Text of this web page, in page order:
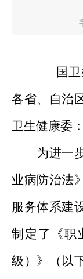
国
各省、自治
卫生健康委：
为进一步
业病防治法
服务体系建
制定了《职
级）》（以